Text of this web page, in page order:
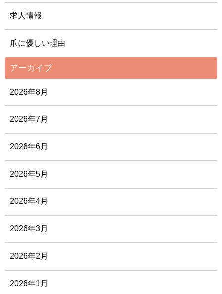
求人情報
爪に優しい理由
アーカイブ
2026年8月
2026年7月
2026年6月
2026年5月
2026年4月
2026年3月
2026年2月
2026年1月